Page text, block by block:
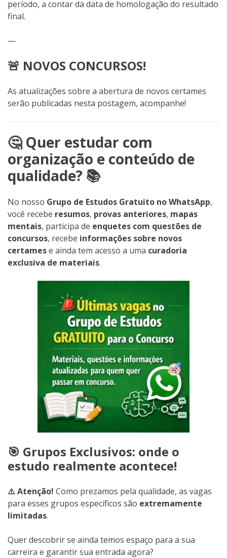
período, a contar da data de homologação do resultado
final.
—
🚨 NOVOS CONCURSOS!
As atualizações sobre a abertura de novos certames
serão publicadas nesta postagem, acompanhe!
🤔 Quer estudar com
organização e conteúdo de
qualidade? 📚
No nosso Grupo de Estudos Gratuito no WhatsApp,
você recebe resumos, provas anteriores, mapas
mentais, participa de enquetes com questões de
concursos, recebe informações sobre novos
certamese ainda tem acesso a uma curadoria
exclusiva de materiais.
🎯 Grupos Exclusivos: onde o
estudo realmente acontece!
⚠️ Atenção! Como prezamos pela qualidade, as vagas
para esses grupos específicos são extremamente
limitadas.
Quer descobrir se ainda temos espaço para a sua
carreira e garantir sua entrada agora?